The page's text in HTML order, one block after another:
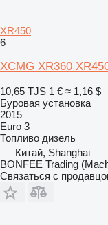
XR450
6
XCMG XR360
10,65 TJS 1 € ≈ 1,16 $
Буровая установка
2015
Euro 3
Топливо дизель
Китай, Shanghai
BONFEE Trading
Связаться с